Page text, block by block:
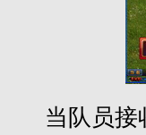
当队员接收